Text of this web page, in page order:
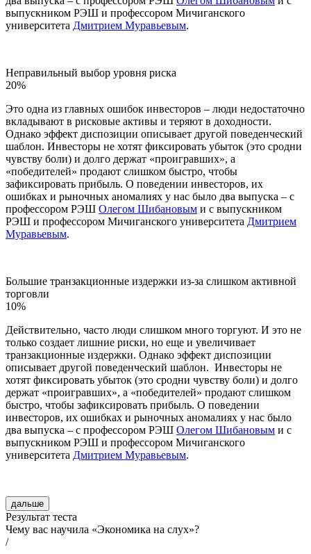
выпускником РЭШ и профессором Мичиганского
университета Дмитрием Муравьевым.
Неправильный выбор уровня риска
20%
Это одна из главных ошибок инвесторов – люди недостаточно
вкладывают в рисковые активы и теряют в доходности.
Однако эффект диспозиции описывает другой поведенческий
шаблон. Инвесторы не хотят фиксировать убыток (это сродни
чувству боли) и долго держат «проигравших», а
«победителей» продают слишком быстро, чтобы
зафиксировать прибыль. О поведении инвесторов, их
ошибках и рыночных аномалиях у нас было два выпуска – с
профессором РЭШ Олегом Шибановым и с выпускником
РЭШ и профессором Мичиганского университета Дмитрием
Муравьевым.
Большие транзакционные издержки из-за слишком активной
торговли
10%
Действительно, часто люди слишком много торгуют. И это не
только создает лишние риски, но еще и увеличивает
транзакционные издержки. Однако эффект диспозиции
описывает другой поведенческий шаблон. Инвесторы не
хотят фиксировать убыток (это сродни чувству боли) и долго
держат «проигравших», а «победителей» продают слишком
быстро, чтобы зафиксировать прибыль. О поведении
инвесторов, их ошибках и рыночных аномалиях у нас было
два выпуска – с профессором РЭШ Олегом Шибановым и с
выпускником РЭШ и профессором Мичиганского
университета Дмитрием Муравьевым.
дальше
Результат теста
Чему вас научила «Экономика на слух»?
/